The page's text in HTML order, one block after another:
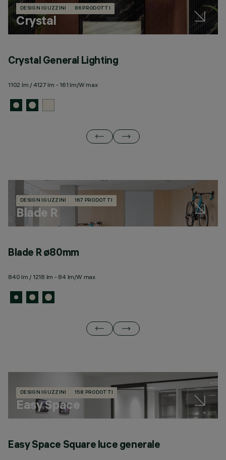
DESIGN IGUZZINI 86 PRODOTTI
Crystal
Crystal General Lighting
1102 lm / 4127 lm - 161 lm/W max
DESIGN IGUZZINI 167 PRODOTTI
Blade R
Blade R ø80mm
840 lm / 1218 lm - 84 lm/W max
DESIGN IGUZZINI 158 PRODOTTI
Easy Space
Easy Space Square luce generale